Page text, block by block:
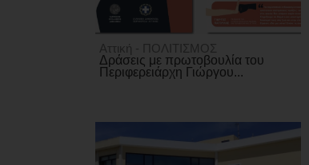
Αττική - ΠΟΛΙΤΙΣΜΟΣ
Δράσεις με πρωτοβουλία του
Περιφερειάρχη Γιώργου...